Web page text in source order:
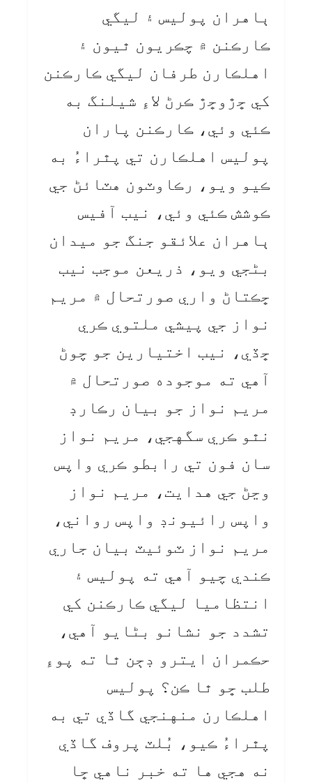
ٻاهران پوليس ۽ ليگي
ڪارڪنن ۾ چڪريون ٿيون ۽
اهلڪارن طرفان ليگي ڪارڪنن
کي ڇڙوڇڙ ڪرڻ لاءِ شيلنگ به
ڪئي وئي، ڪارڪنن پاران
پوليس اهلڪارن تي پٿراءُ به
ڪيو ويو، رڪاوٽون هٽائڻ جي
ڪوشش ڪئي وئي، نيب آفيس
ٻاهران علائقو جنگ جو ميدان
بڻجي ويو، ذريعن موجب نيب
ڇڪتاڻ واري صورتحال ۾ مريم
نواز جي پيشي ملتوي ڪري
ڇڏي، نيب اختيارين جو چوڻ
آهي ته موجوده صورتحال ۾
مريم نواز جو بيان رڪارڊ
نٿو ڪري سگهجي، مريم نواز
سان فون تي رابطو ڪري واپس
وڃڻ جي هدايت، مريم نواز
واپس رائيونڊ واپس رواني،
مريم نواز ٽوئيٽ بيان جاري
ڪندي چيو آهي ته پوليس ۽
انتظاميا ليگي ڪارڪنن کي
تشدد جو نشانو بڻايو آهي،
حڪمران ايترو ڊڄن ٿا ته پوءِ
طلب ڇو ٿا ڪن؟ پوليس
اهلڪارن منهنجي گاڏي تي به
پٿراءُ ڪيو، بُلٽ پروف گاڏي
نه هجي ها ته خبر ناهي ڇا